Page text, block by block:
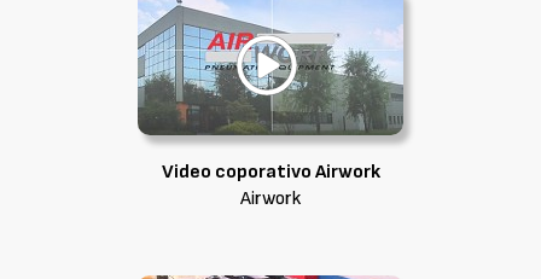
Video coporativo Airwork
Airwork